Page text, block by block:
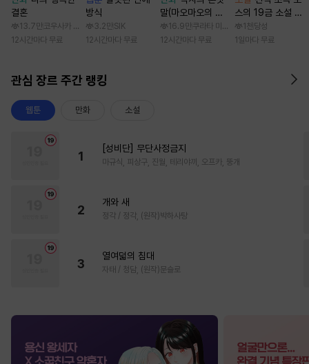
결혼
13.7만 코우사카 리토 / 아기토기 아쿠미
12시간마다 무료
방식
3.2만 SIK
12시간마다 무료
말(마오마오의 후
궁 수수께끼 풀이
수첩)
16.9만 쿠라타 미노지 / 휴우가 나츠
12시간마다 무료
스의 19금 소설 속
가정부 빙의기
1천 당성
1일마다 무료
관심 장르 주간 랭킹
웹툰 만화 소설
1
[성비단] 무단사정금지
마규식, 피상구, 진월, 테리야끼, 오프카, 뚱개
2
개와 새
정각 / 정각, (원작)박하사탕
3
열여덟의 침대
자태 / 청담, (원작)문슬로